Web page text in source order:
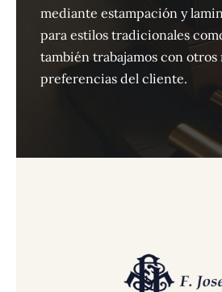
mediante estampación y
para estilos tradicionales
también trabajamos con
preferencias del cliente.